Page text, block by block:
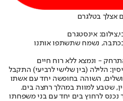
אצלך בטלגרם
אינסטגרם
נשמח שתשתפו אותנו
- ונמצא ללא רוח חיים
הלילה (בין שלישי לרביעי) התקבל
כבן 35, תושב ירושלים, השוהה בחופשה יחד עם אשתו
שטבע למוות במהלך רחצה בים.
נכנס לרחוץ בים יחד עם בני משפחתו